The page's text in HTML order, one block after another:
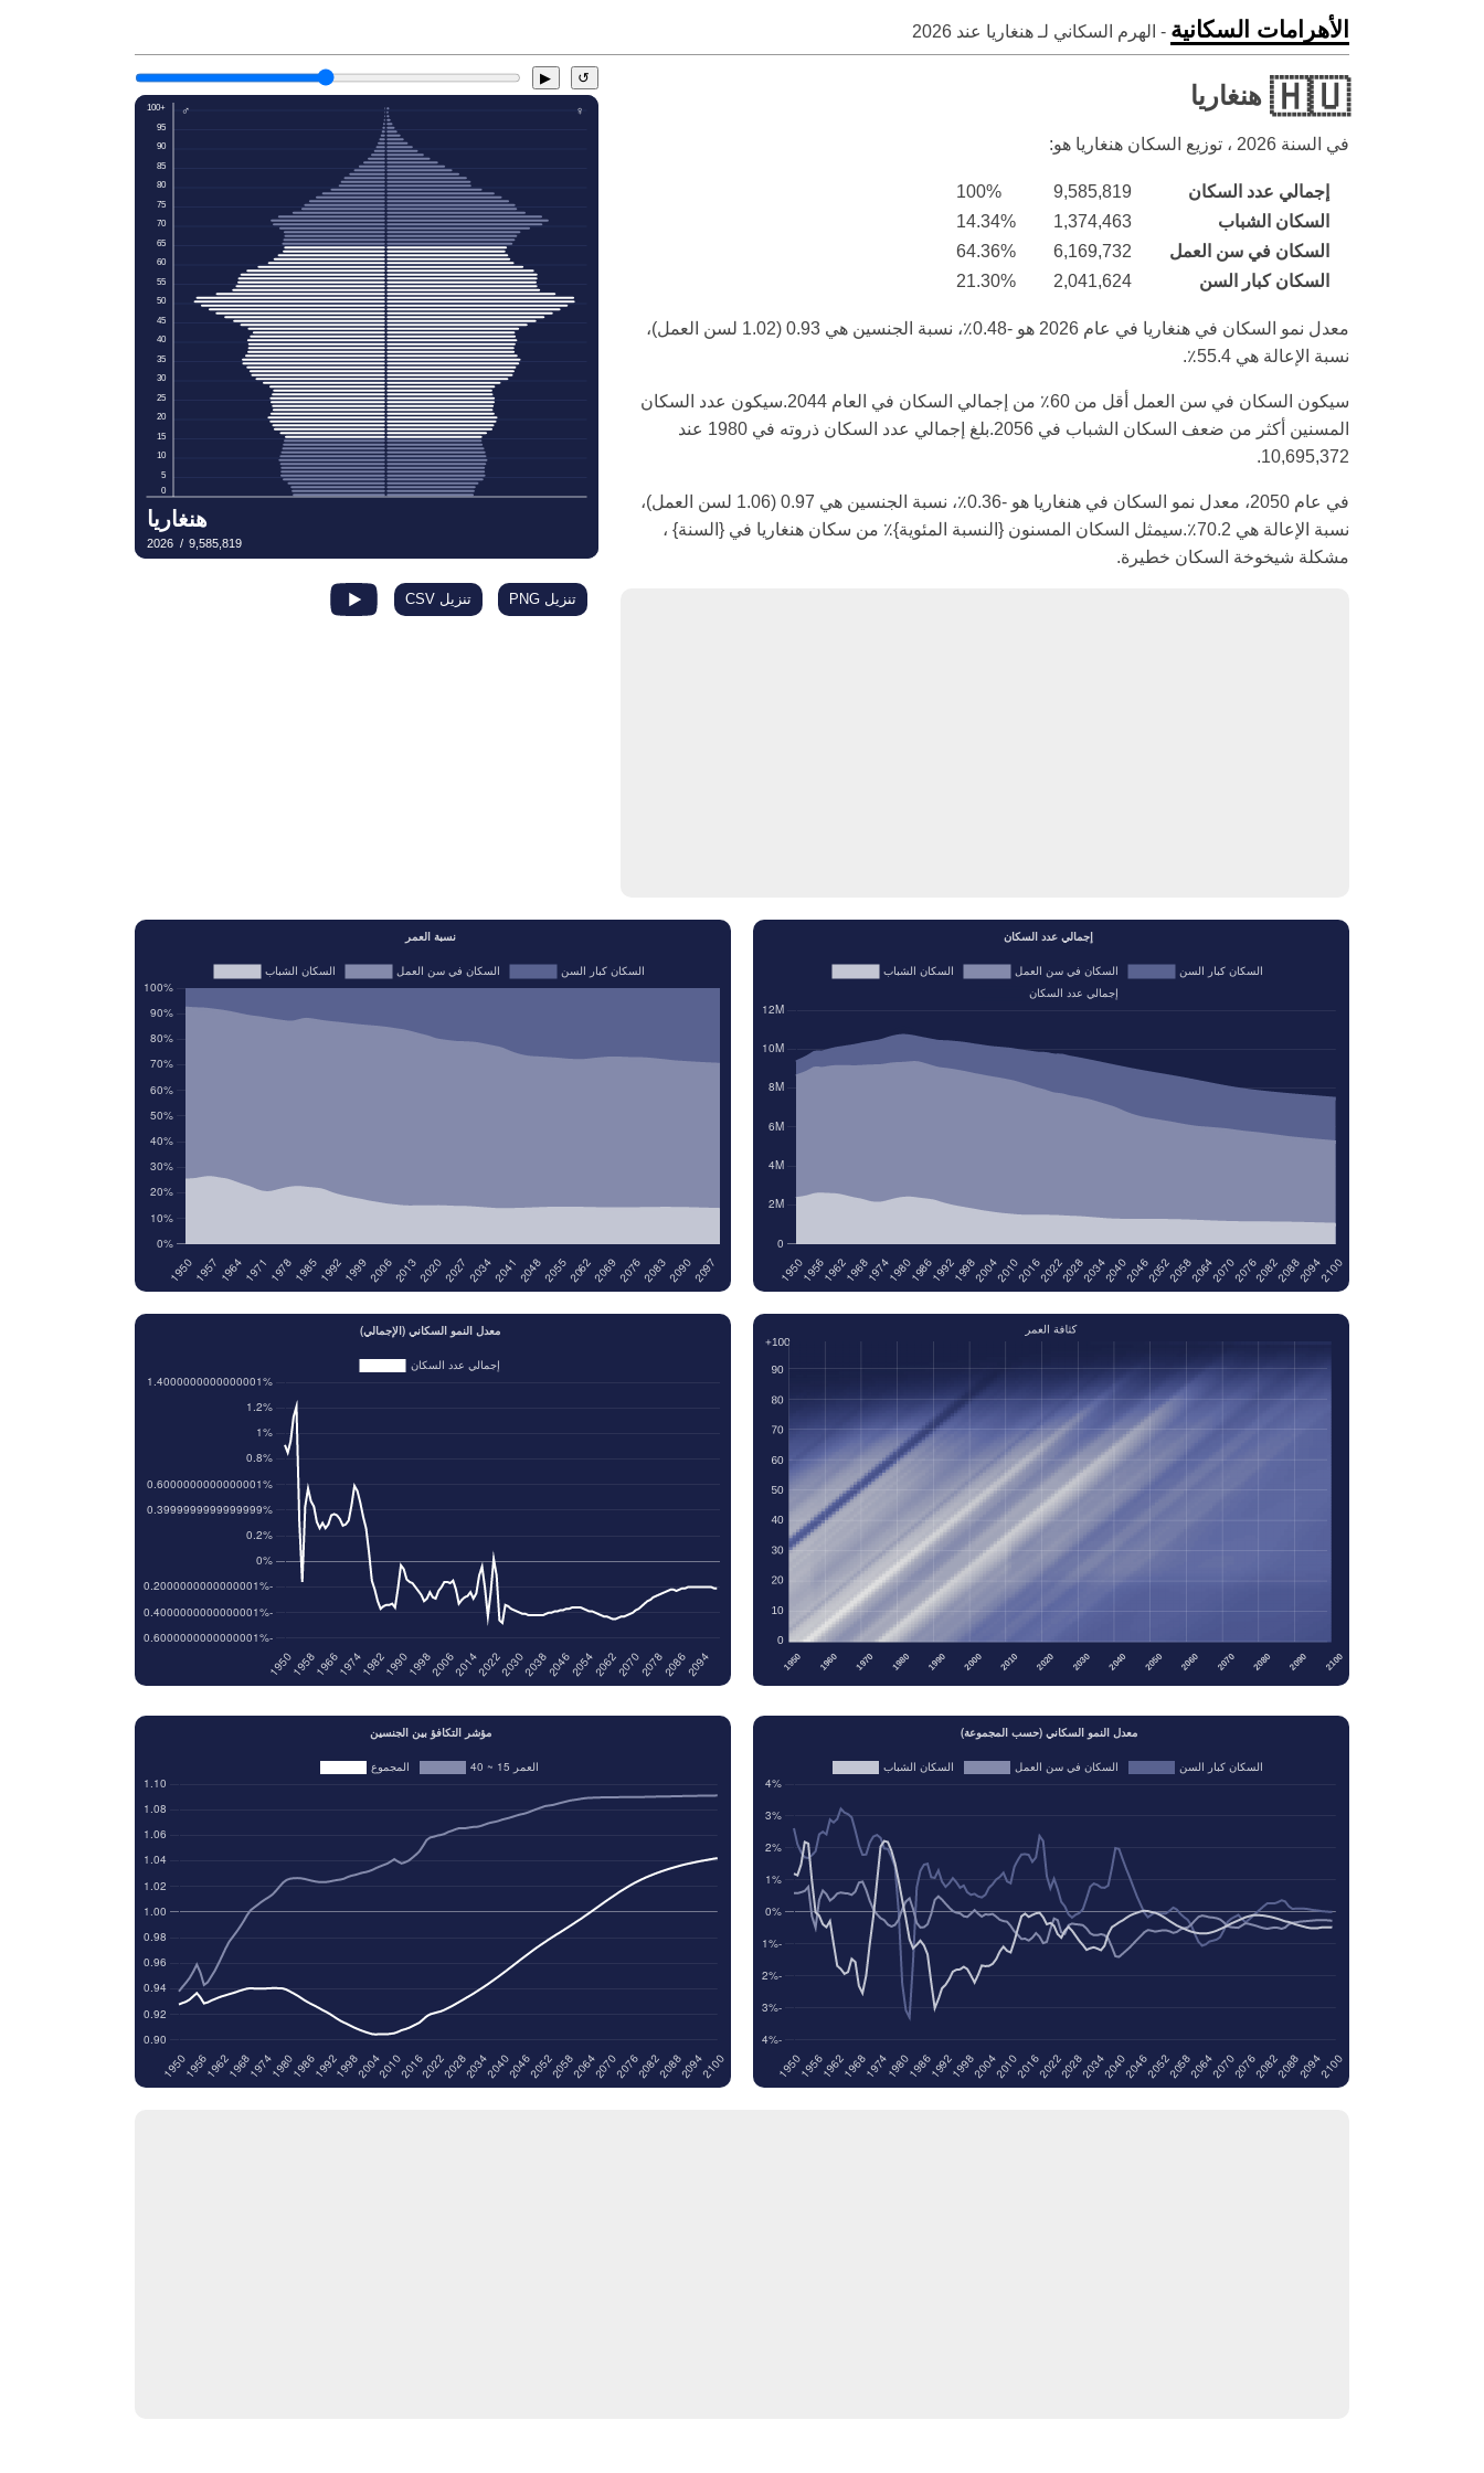
الأهرامات السكانية - الهرم السكاني لـ هنغاريا عند 2026
🇭🇺 هنغاريا
في السنة 2026 ، توزيع السكان هنغاريا هو:
إجمالي عدد السكان 9,585,819
100%
السكان الشباب
1,374,463
14.34%
السكان في سن العمل
6,169,732
64.36%
السكان كبار السن
2,041,624
21.30%
معدل نمو السكان في هنغاريا في عام 2026 هو -0.48٪، نسبة الجنسين هي 0.93 (1.02 لسن العمل)،
نسبة الإعالة هي 55.4٪.
سيكون السكان في سن العمل أقل من 60٪ من إجمالي السكان في العام 2044.سيكون عدد السكان
المسنين أكثر من ضعف السكان الشباب في 2056.بلغ إجمالي عدد السكان ذروته في 1980 عند
10,695,372.
في عام 2050، معدل نمو السكان في هنغاريا هو -0.36٪، نسبة الجنسين هي 0.97 (1.06 لسن العمل)،
نسبة الإعالة هي 70.2٪.سيمثل السكان المسنون {النسبة المئوية}٪ من سكان هنغاريا في {السنة} ،
مشكلة شيخوخة السكان خطيرة.
↺
▶
تنزيل PNG تنزيل CSV